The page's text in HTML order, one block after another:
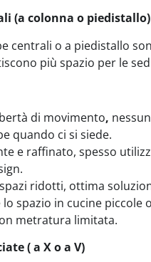
(a colonna o piedistallo)
centrali o a piedistallo
più spazio per le
di movimento,
quando ci si siede.
e raffinato, spesso
ridotti, ottima
spazio in cucine piccole o
metratura limitata.
( a X o a V)